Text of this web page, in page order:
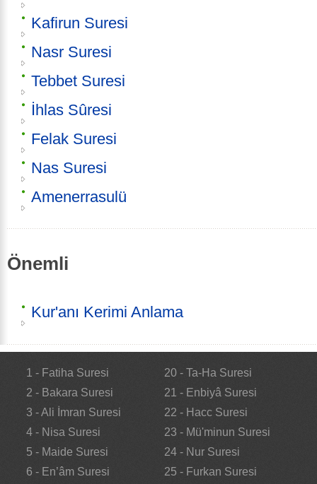
Kafirun Suresi
Nasr Suresi
Tebbet Suresi
İhlas Sûresi
Felak Suresi
Nas Suresi
Amenerrasulü
Önemli
Kur'anı Kerimi Anlama
1 - Fatiha Suresi
2 - Bakara Suresi
3 - Ali İmran Suresi
4 - Nisa Suresi
5 - Maide Suresi
6 - En’âm Suresi
20 - Ta-Ha Suresi
21 - Enbiyâ Suresi
22 - Hacc Suresi
23 - Mü'minun Suresi
24 - Nur Suresi
25 - Furkan Suresi